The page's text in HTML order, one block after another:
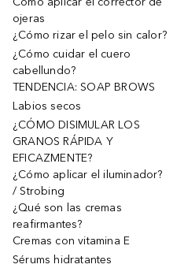
ojeras
¿Cómo rizar el pelo sin calor?
¿Cómo cuidar el cuero
cabellundo?
TENDENCIA: SOAP BROWS
Labios secos
¿CÓMO DISIMULAR LOS
GRANOS RÁPIDA Y
EFICAZMENTE?
¿Cómo aplicar el iluminador?
/ Strobing
¿Qué son las cremas
reafirmantes?
Cremas con vitamina E
Sérums hidratantes